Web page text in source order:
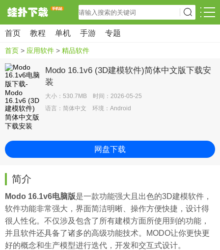
首页 教程 单机 手游 专题
首页 > 应用软件 > 精品软件
Modo 16.1v6 (3D建模软件)简体中文版下载安
装
大小：530.7MB 时间：2026-05-25
语言：简体中文 环境：Android
网盘下载
简介
Modo 16.1v6电脑版是一款功能强大且出色的3D建模软件，
软件功能非常强大，界面简洁明晰、操作方便快捷，设计得
很人性化。不仅涉及包含了所有建模方面所使用到的功能，
并且软件还具备了诸多的高级功能技术。MODO让你更快更
好的概念和生产模型进行迭代，开发和交互式设计。